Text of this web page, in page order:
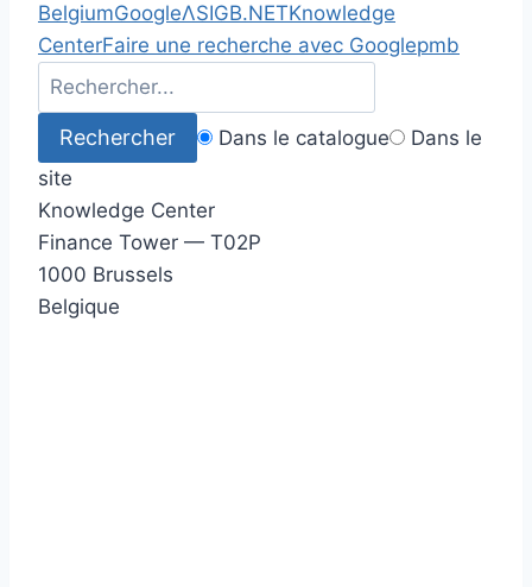
BelgiumGoogleΛSIGB.NETKnowledge
CenterFaire une recherche avec Googlepmb
Dans le catalogue
Dans le
site
Knowledge Center
Finance Tower — T02P
1000 Brussels
Belgique